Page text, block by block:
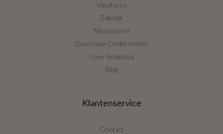
Vacatures
Zakelijk
Nieuwsbrief
Duurzaam Ondernemen
Over Bobplaza
Blog
Klantenservice
Contact